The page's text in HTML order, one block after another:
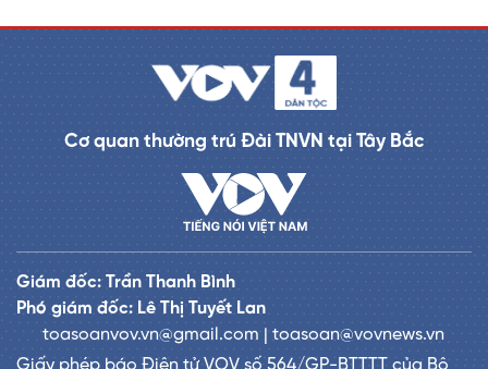
Cơ quan thường trú Đài TNVN tại Tây Bắc
Giám đốc: Trần Thanh Bình
Phó giám đốc: Lê Thị Tuyết Lan
toasoanvov.vn@gmail.com | toasoan@vovnews.vn
Giấy phép báo Điện tử VOV số 564/GP-BTTTT của Bộ